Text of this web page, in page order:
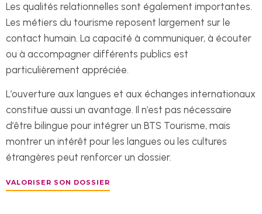
Les qualités relationnelles sont également importantes.
Les métiers du tourisme reposent largement sur le
contact humain. La capacité à communiquer, à écouter
ou à accompagner différents publics est
particulièrement appréciée.
L’ouverture aux langues et aux échanges internationaux
constitue aussi un avantage. Il n’est pas nécessaire
d’être bilingue pour intégrer un BTS Tourisme, mais
montrer un intérêt pour les langues ou les cultures
étrangères peut renforcer un dossier.
VALORISER SON DOSSIER